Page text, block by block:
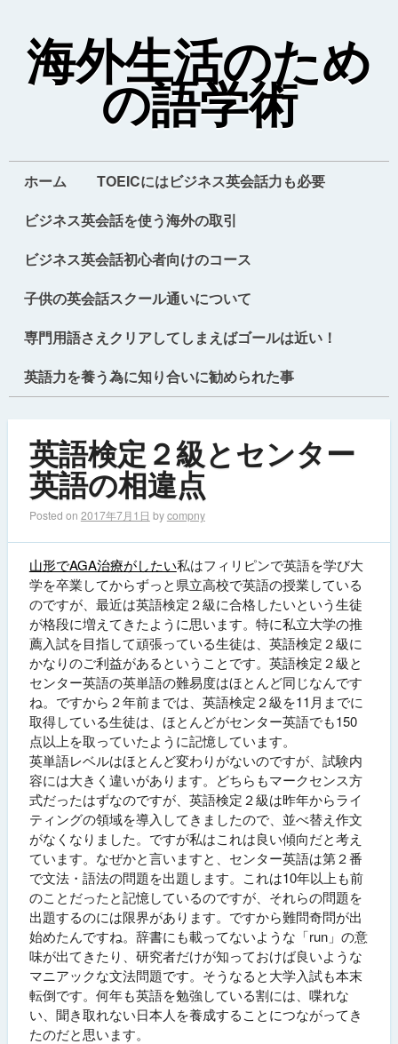
海外生活のため
の語学術
ホーム
TOEICにはビジネス英会話力も必要
ビジネス英会話を使う海外の取引
ビジネス英会話初心者向けのコース
子供の英会話スクール通いについて
専門用語さえクリアしてしまえばゴールは近い！
英語力を養う為に知り合いに勧められた事
英語検定２級とセンター
英語の相違点
Posted on 2017年7月1日 bycompny
山形でAGA治療がしたい私はフィリピンで英語を学び大
学を卒業してからずっと県立高校で英語の授業している
のですが、最近は英語検定２級に合格したいという生徒
が格段に増えてきたように思います。特に私立大学の推
薦入試を目指して頑張っている生徒は、英語検定２級に
かなりのご利益があるということです。英語検定２級と
センター英語の英単語の難易度はほとんど同じなんです
ね。ですから２年前までは、英語検定２級を11月までに
取得している生徒は、ほとんどがセンター英語でも150
点以上を取っていたように記憶しています。
英単語レベルはほとんど変わりがないのですが、試験内
容には大きく違いがあります。どちらもマークセンス方
式だったはずなのですが、英語検定２級は昨年からライ
ティングの領域を導入してきましたので、並べ替え作文
がなくなりました。ですが私はこれは良い傾向だと考え
ています。なぜかと言いますと、センター英語は第２番
で文法・語法の問題を出題します。これは10年以上も前
のことだったと記憶しているのですが、それらの問題を
出題するのには限界があります。ですから難問奇問が出
始めたんですね。辞書にも載ってないような「run」の意
味が出てきたり、研究者だけが知っておけば良いような
マニアックな文法問題です。そうなると大学入試も本末
転倒です。何年も英語を勉強している割には、喋れな
い、聞き取れない日本人を養成することにつながってき
たのだと思います。